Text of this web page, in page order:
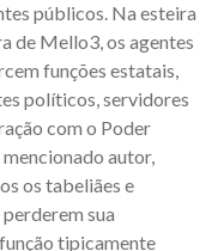
públicos. Na esteira
de Mello3, os agentes
funções estatais,
políticos, servidores
com o Poder
autor,
os tabeliães e
sua
tipicamente